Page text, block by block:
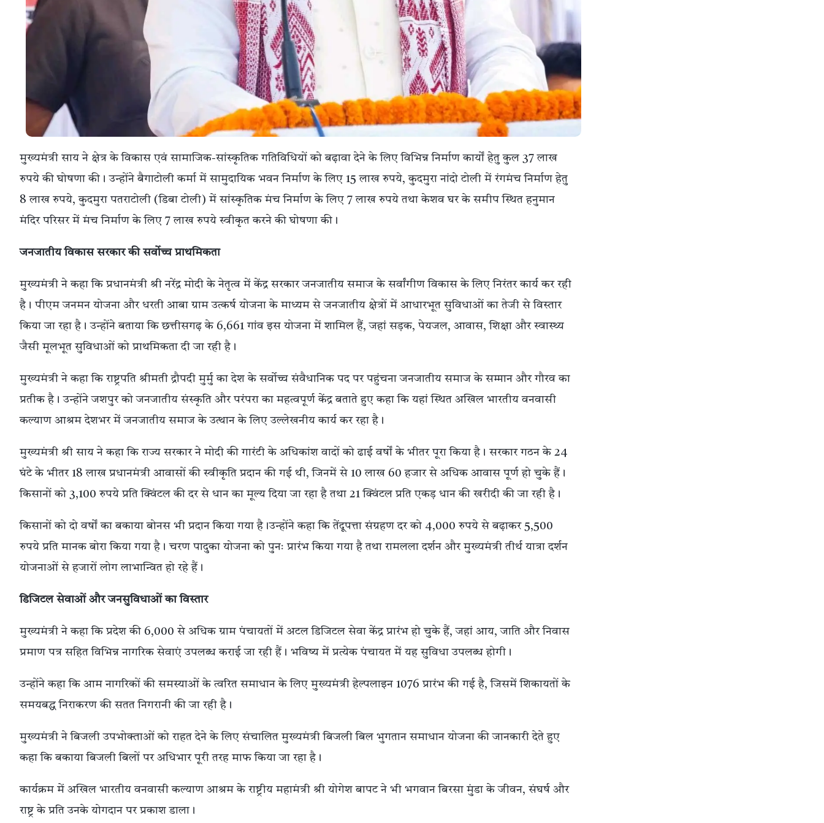
मुख्यमंत्री साय ने क्षेत्र के विकास एवं सामाजिक-सांस्कृतिक गतिविधियों को बढ़ावा देने के लिए विभिन्न निर्माण कार्यों हेतु कुल 37 लाख
रुपये की घोषणा की। उन्होंने बैगाटोली कर्मा में सामुदायिक भवन निर्माण के लिए 15 लाख रुपये, कुदमुरा नांदो टोली में रंगमंच निर्माण हेतु
8 लाख रुपये, कुदमुरा पतराटोली (डिबा टोली) में सांस्कृतिक मंच निर्माण के लिए 7 लाख रुपये तथा केशव घर के समीप स्थित हनुमान
मंदिर परिसर में मंच निर्माण के लिए 7 लाख रुपये स्वीकृत करने की घोषणा की।
जनजातीय विकास सरकार की सर्वोच्च प्राथमिकता
मुख्यमंत्री ने कहा कि प्रधानमंत्री श्री नरेंद्र मोदी के नेतृत्व में केंद्र सरकार जनजातीय समाज के सर्वांगीण विकास के लिए निरंतर कार्य कर रही
है। पीएम जनमन योजना और धरती आबा ग्राम उत्कर्ष योजना के माध्यम से जनजातीय क्षेत्रों में आधारभूत सुविधाओं का तेजी से विस्तार
किया जा रहा है। उन्होंने बताया कि छत्तीसगढ़ के 6,661 गांव इस योजना में शामिल हैं, जहां सड़क, पेयजल, आवास, शिक्षा और स्वास्थ्य
जैसी मूलभूत सुविधाओं को प्राथमिकता दी जा रही है।
मुख्यमंत्री ने कहा कि राष्ट्रपति श्रीमती द्रौपदी मुर्मु का देश के सर्वोच्च संवैधानिक पद पर पहुंचना जनजातीय समाज के सम्मान और गौरव का
प्रतीक है। उन्होंने जशपुर को जनजातीय संस्कृति और परंपरा का महत्वपूर्ण केंद्र बताते हुए कहा कि यहां स्थित अखिल भारतीय वनवासी
कल्याण आश्रम देशभर में जनजातीय समाज के उत्थान के लिए उल्लेखनीय कार्य कर रहा है।
मुख्यमंत्री श्री साय ने कहा कि राज्य सरकार ने मोदी की गारंटी के अधिकांश वादों को ढाई वर्षों के भीतर पूरा किया है। सरकार गठन के 24
घंटे के भीतर 18 लाख प्रधानमंत्री आवासों की स्वीकृति प्रदान की गई थी, जिनमें से 10 लाख 60 हजार से अधिक आवास पूर्ण हो चुके हैं।
किसानों को 3,100 रुपये प्रति क्विंटल की दर से धान का मूल्य दिया जा रहा है तथा 21 क्विंटल प्रति एकड़ धान की खरीदी की जा रही है।
किसानों को दो वर्षों का बकाया बोनस भी प्रदान किया गया है।उन्होंने कहा कि तेंदूपत्ता संग्रहण दर को 4,000 रुपये से बढ़ाकर 5,500
रुपये प्रति मानक बोरा किया गया है। चरण पादुका योजना को पुनः प्रारंभ किया गया है तथा रामलला दर्शन और मुख्यमंत्री तीर्थ यात्रा दर्शन
योजनाओं से हजारों लोग लाभान्वित हो रहे हैं।
डिजिटल सेवाओं और जनसुविधाओं का विस्तार
मुख्यमंत्री ने कहा कि प्रदेश की 6,000 से अधिक ग्राम पंचायतों में अटल डिजिटल सेवा केंद्र प्रारंभ हो चुके हैं, जहां आय, जाति और निवास
प्रमाण पत्र सहित विभिन्न नागरिक सेवाएं उपलब्ध कराई जा रही हैं। भविष्य में प्रत्येक पंचायत में यह सुविधा उपलब्ध होगी।
उन्होंने कहा कि आम नागरिकों की समस्याओं के त्वरित समाधान के लिए मुख्यमंत्री हेल्पलाइन 1076 प्रारंभ की गई है, जिसमें शिकायतों के
समयबद्ध निराकरण की सतत निगरानी की जा रही है।
मुख्यमंत्री ने बिजली उपभोक्ताओं को राहत देने के लिए संचालित मुख्यमंत्री बिजली बिल भुगतान समाधान योजना की जानकारी देते हुए
कहा कि बकाया बिजली बिलों पर अधिभार पूरी तरह माफ किया जा रहा है।
कार्यक्रम में अखिल भारतीय वनवासी कल्याण आश्रम के राष्ट्रीय महामंत्री श्री योगेश बापट ने भी भगवान बिरसा मुंडा के जीवन, संघर्ष और
राष्ट्र के प्रति उनके योगदान पर प्रकाश डाला।